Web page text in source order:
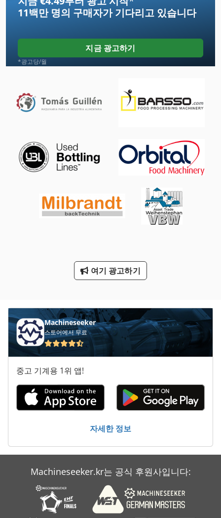
Hsc 20 Linear
Nc 선반
Ng 200
기타
슈바벤 공작 Gmbh
스크랩 덤프
청소 및 소독 기계
팁 팁 덤프 트럭 컨테이너 컨테이너 팁
11백만 명의 구매자가 기다리고 있습니다
지금 광고하기
*광고당/월
여기 광고하기
Machineseeker
스토어에서 무료
중고 기계용 1위 앱!
자세한 정보
Machineseeker.kr는 공식 후원사입니다: